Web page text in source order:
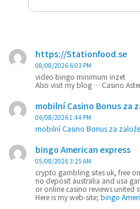
https://Stationfood.se
08/08/2026 6:03 PM
video bingo minimum inzet
Also visit my blog … Casino
mobilní Casino Bonus za
06/08/2026 1:44 PM
mobilní Casino Bonus za
bingo American express
05/08/2026 3:25 AM
crypto gambling sites uk, free
no deposit australia and usa
or online casino reviews united
Here is my web-site; bingo